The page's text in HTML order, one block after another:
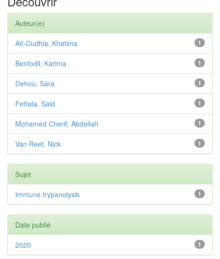
Auteur(e)
1
Ait-Oudhia, Khatima
1
Benfodil, Karima
1
Dehou, Sara
1
Fettata, Said
1
Mohamed Cherif, Abdellah
1
Van Reet, Nick
Sujet
1
Immune trypanolysis
Date publié
1
2020